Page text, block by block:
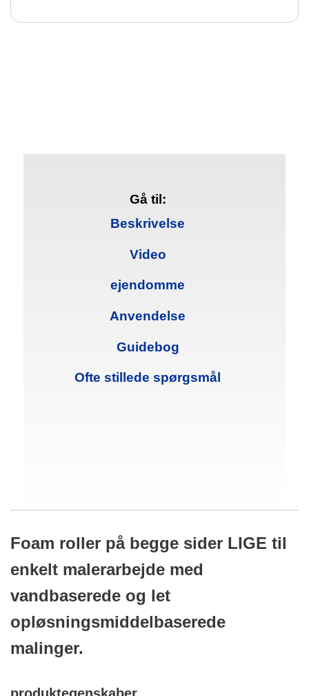
Gå til:
Beskrivelse
Video
ejendomme
Anvendelse
Guidebog
Ofte stillede spørgsmål
Foam roller på begge sider LIGE til
enkelt malerarbejde med
vandbaserede og let
opløsningsmiddelbaserede
malinger.